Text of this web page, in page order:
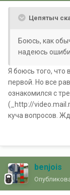
Цепятыч
Боюсь, как
надеюсь
Я боюсь того, что
первой. Но все
ознакомился с
(_http://
куча вопросов.
benjois